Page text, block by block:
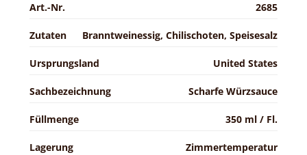
Art.-Nr. 2685
Zutaten Branntweinessig, Chilischoten, Speisesalz
Ursprungsland United States
Sachbezeichnung Scharfe Würzsauce
Füllmenge 350 ml / Fl.
Lagerung Zimmertemperatur